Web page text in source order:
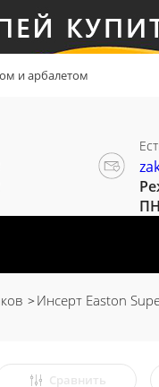
и арбалетом
Инсерт Easton
Сравнить